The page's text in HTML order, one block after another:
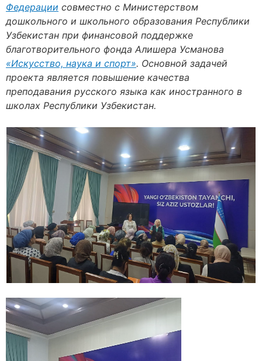
Федерации совместно с Министерством
дошкольного и школьного образования Республики
Узбекистан при финансовой поддержке
благотворительного фонда Алишера Усманова
«Искусство, наука и спорт». Основной задачей
проекта является повышение качества
преподавания русского языка как иностранного в
школах Республики Узбекистан.